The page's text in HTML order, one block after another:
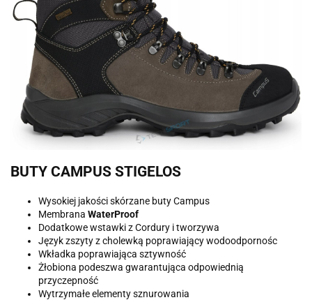
BUTY CAMPUS STIGELOS
Wysokiej jakości skórzane buty Campus
Membrana WaterProof
Dodatkowe wstawki z Cordury i tworzywa
Język zszyty z cholewką poprawiający wodoodpornośc
Wkładka poprawiająca sztywność
Żłobiona podeszwa gwarantująca odpowiednią
przyczepność
Wytrzymałe elementy sznurowania